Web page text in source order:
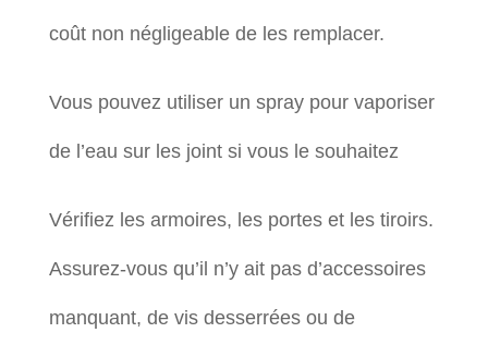
coût non négligeable de les remplacer.
Vous pouvez utiliser un spray pour vaporiser
de l’eau sur les joint si vous le souhaitez
Vérifiez les armoires, les portes et les tiroirs.
Assurez-vous qu’il n’y ait pas d’accessoires
manquant, de vis desserrées ou de